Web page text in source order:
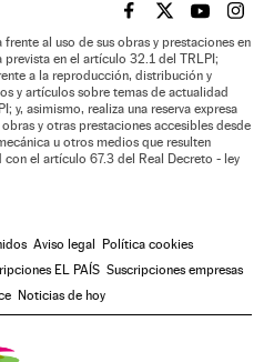
EL PAÍS BRASIL EN
EL PAÍSEL PAÍS
EL
al uso de sus obras y prestaciones en
prevista en el artículo 32.1 del TRLPI;
a la reproducción, distribución y
y artículos sobre temas de actualidad
y, asimismo, realiza una reserva expresa
y otras prestaciones accesibles desde
u otros medios que resulten
el artículo 67.3 del Real Decreto - ley
Aviso legal
Política cookies
EL PAÍS Suscripciones empresas
Noticias de hoy